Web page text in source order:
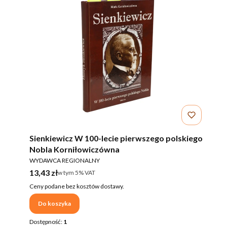
Sienkiewicz W 100-lecie pierwszego polskiego
Nobla Korniłowiczówna
PRODUCENT
WYDAWCA REGIONALNY
Cena brutto
13,43 złw tym %s VAT
w tym 5%VAT
Ceny podane bez kosztów dostawy.
Do koszyka
Dostępność: 1